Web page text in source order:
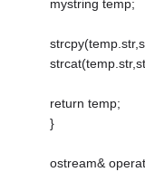
mystring temp;
return temp;
}
ostream&